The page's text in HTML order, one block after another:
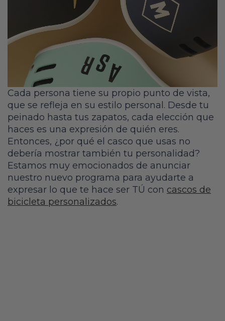
Cada persona tiene su propio punto de vista,
que se refleja en su estilo personal. Desde tu
peinado hasta tus zapatos, cada elección que
haces es una expresión de quién eres.
Entonces, ¿por qué el casco que usas no
debería mostrar también tu personalidad?
Estamos muy emocionados de anunciar
nuestro nuevo programa para ayudarte a
expresar lo que te hace ser TÚ con cascos de
bicicleta personalizados.